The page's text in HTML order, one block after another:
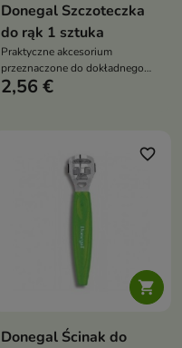
Donegal Szczoteczka
do rąk 1 sztuka
Praktyczne akcesorium
przeznaczone do dokładnego
oczyszczania dłoni i paznokci
2,56 €

favorite_border
Donegal Ścinak do